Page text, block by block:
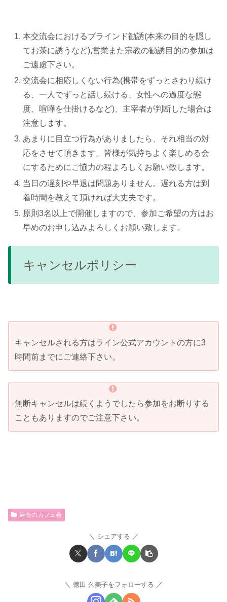
本交流会におけるブラインド勧誘(本来の目的を隠し
てお茶に誘うなど),営業また宗教の勧誘目的の参加は
ご遠慮下さい。
交流会に相応しくない行為(携帯をずっとさわり続け
る、一人でずっと話し続ける、女性への過度な態
度、喧嘩を仕掛けるなど)、主宰者が判断した場合は
注意します。
あまりに目立つ行為がありましたら、それ相当の対
応をさせて頂きます。皆様が気持ちよく楽しめる会
にするためにご協力の程よろしくお願い致します。
当日の遅刻や早退は問題ありません。遅れる方は到
着時間を教えて頂ければ大丈夫です。
原則3名以上で開催しますので、参加ご希望の方はお
早めのお申し込みよろしくお願い致します。
キャンセルポリシー
キャンセルされる方はライン公式アカウントの方に3
時間前までにご連絡下さい。
無断キャンセルは続くようでしたら参加をお断りする
こともありますのでご注意下さい。
過去のカフェ会
シェアする
徳田 久美子をフォローする